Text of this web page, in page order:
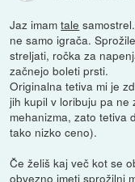
Jaz imamtale
ne samo igrača.
streljati, ročka za
začnejo boleti prsti.
Originalna tetiva mi je
jih kupil v loribuju pa
mehanizma, zato tetiva
tako nizko ceno).
Če želiš kaj več kot se
obvezno imeti sprožilni